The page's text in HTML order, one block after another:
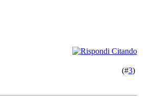
(#3)